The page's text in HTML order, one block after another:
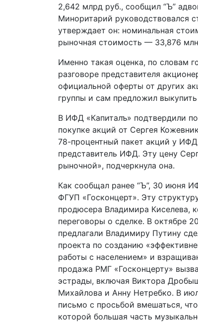
2,642 млрд руб., сообщил “Ъ”
Миноритарий руководствовался
утверждает он: номинальная
рыночная стоимость — 33,876
Именно такая оценка, по словам
разговоре представителя
официальной оферты от других
группы и сам предложил выкупить
В ИФД «Капиталъ» подтвердили
покупке акций от Сергея
78-процентный пакет акций у
представитель ИФД. Эту цену
рыночной», подчеркнула она.
Как сообщал ранее “Ъ”, 30 июня
ФГУП «Госконцерт». Эту
продюсера Владимира Киселева,
переговоры о сделке. В октябре
предлагали Владимиру Путину
проекта по созданию
работы с населением» и
продажа РМГ «Госконцерту»
эстрады, включая Виктора
Михайлова и Анну Нетребко. В
письмо с просьбой вмешаться,
которой большая часть